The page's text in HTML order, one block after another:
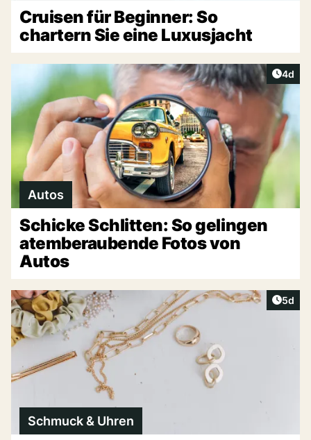
Cruisen für Beginner: So
chartern Sie eine Luxusjacht
4d
Autos
Schicke Schlitten: So gelingen
atemberaubende Fotos von
Autos
5d
Schmuck & Uhren